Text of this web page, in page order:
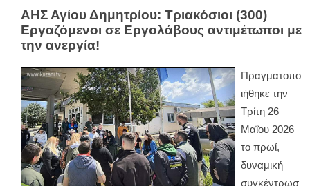
ΑΗΣ Αγίου Δημητρίου: Τριακόσιοι (300)
Εργαζόμενοι σε Εργολάβους αντιμέτωποι με
την ανεργία!
Πραγματοπο
ιήθηκε την
Τρίτη 26
Μαΐου 2026
το πρωί,
δυναμική
συγκέντρωσ